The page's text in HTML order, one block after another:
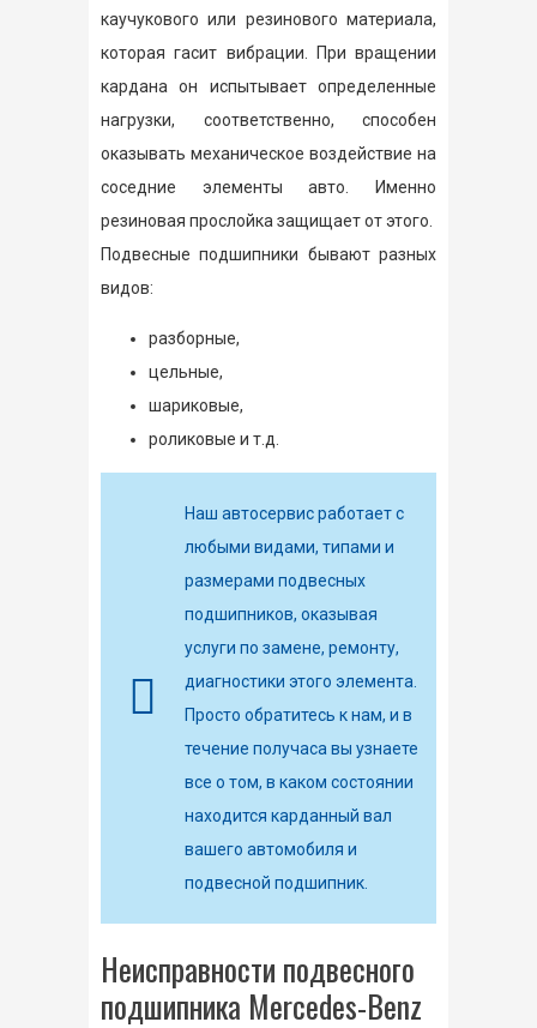
каучукового или резинового материала,
которая гасит вибрации. При вращении
кардана он испытывает определенные
нагрузки, соответственно, способен
оказывать механическое воздействие на
соседние элементы авто. Именно
резиновая прослойка защищает от этого.
Подвесные подшипники бывают разных
видов:
разборные,
цельные,
шариковые,
роликовые и т.д.
Наш автосервис работает с
любыми видами, типами и
размерами подвесных
подшипников, оказывая
услуги по замене, ремонту,
диагностики этого элемента.
Просто обратитесь к нам, и в
течение получаса вы узнаете
все о том, в каком состоянии
находится карданный вал
вашего автомобиля и
подвесной подшипник.
Неисправности подвесного
подшипника Mercedes-Benz